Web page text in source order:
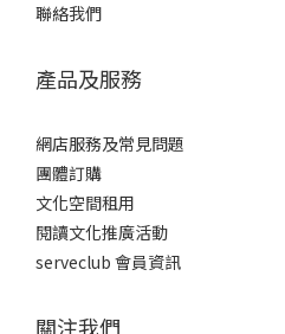
聯絡我們
產品及服務
網店服務及常見問題
團體訂購
文化空間租用
閱讀文化推廣活動
serveclub 會員資訊
關注我們